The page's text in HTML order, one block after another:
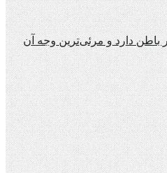
باطن دارد و مرئی‌ترین وجه آن